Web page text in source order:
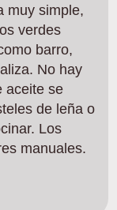
muy simple,
verdes
barro,
No hay
aceite se
de leña o
Los
manuales.